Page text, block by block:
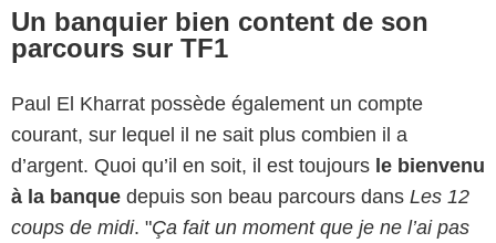
Un banquier bien content de son
parcours sur TF1
Paul El Kharrat possède également un compte
courant, sur lequel il ne sait plus combien il a
d’argent. Quoi qu’il en soit, il est toujours le bienvenu
à la banque depuis son beau parcours dans Les 12
coups de midi. "Ça fait un moment que je ne l’ai pas